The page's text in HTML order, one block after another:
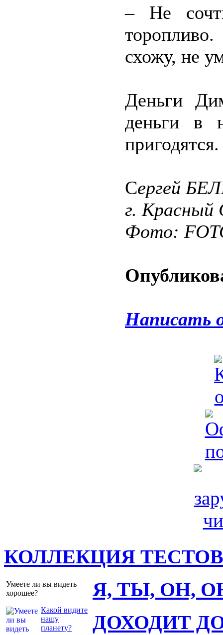
– Не
схожу, не
Деньги
деньги в
пригодятся.
Сергей
г. Красный
Фото:
Написать
КОЛЛЕКЦИЯ ТЕСТОВ
Умеете ли вы видеть
хорошее?
Какой видите
нашу
планету?
Я, ТЫ, ОН,
ДОХОДИТ